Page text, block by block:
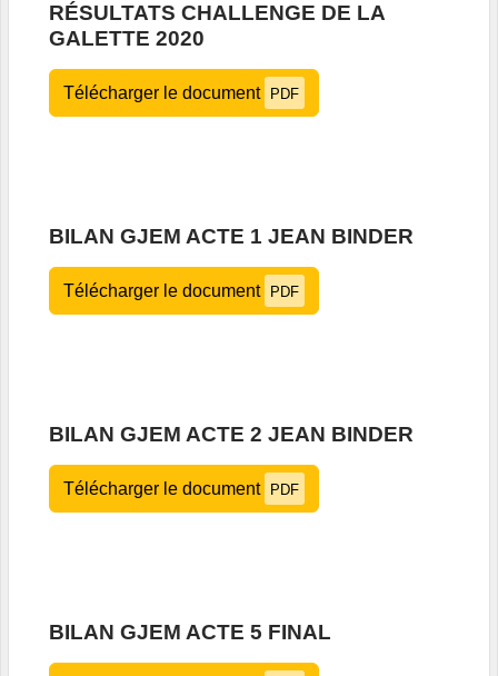
RÉSULTATS CHALLENGE DE LA
GALETTE 2020
Télécharger le document PDF
BILAN GJEM ACTE 1 JEAN BINDER
Télécharger le document PDF
BILAN GJEM ACTE 2 JEAN BINDER
Télécharger le document PDF
BILAN GJEM ACTE 5 FINAL